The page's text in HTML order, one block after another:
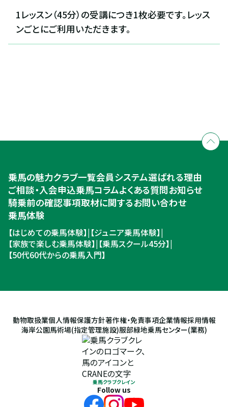
1レッスン（45分）の受講につき1枚必要です。レッス
ンごとにご利用いただきます。
入会のご相談・申込
ご相談・入会申込
乗馬の魅力クラブ一覧会員システム選ばれる理由
ご相談・入会申込乗馬コラムよくある質問お知らせ
騎乗前の確認事項取材に関するお問い合わせ
乗馬体験
【はじめての乗馬体験】| 【ジュニア乗馬体験】|
【家族で楽しむ乗馬体験】| 【乗馬スクール45分】|
【50代60代からの乗馬入門】
動物取扱業個人情報保護方針著作権・免責事項企業情報採用情報
海岸公園馬術場(指定管理施設)服部緑地乗馬センター(業務)
乗馬クラブクレイン
Follow us